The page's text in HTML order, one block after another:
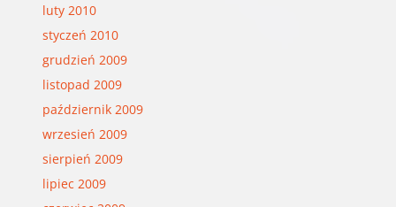
luty 2010
styczeń 2010
grudzień 2009
listopad 2009
październik 2009
wrzesień 2009
sierpień 2009
lipiec 2009